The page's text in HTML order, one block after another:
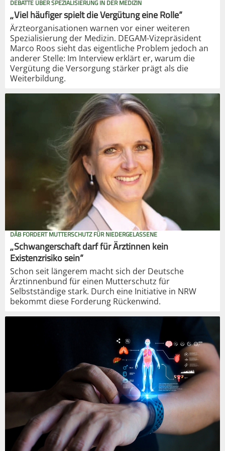
DEBATTE ÜBER SPEZIALISIERUNG IN DER MEDIZIN
„Viel häufiger spielt die Vergütung eine Rolle“
Ärzteorganisationen warnen vor einer weiteren
Spezialisierung der Medizin. DEGAM-Vizepräsident
Marco Roos sieht das eigentliche Problem jedoch an
anderer Stelle: Im Interview erklärt er, warum die
Vergütung die Versorgung stärker prägt als die
Weiterbildung.
DÄB FORDERT MUTTERSCHUTZ FÜR NIEDERGELASSENE
„Schwangerschaft darf für Ärztinnen kein
Existenzrisiko sein“
Schon seit längerem macht sich der Deutsche
Ärztinnenbund für einen Mutterschutz für
Selbstständige stark. Durch eine Initiative in NRW
bekommt diese Forderung Rückenwind.